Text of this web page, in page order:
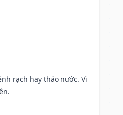
rạch hay tháo nước. Vì